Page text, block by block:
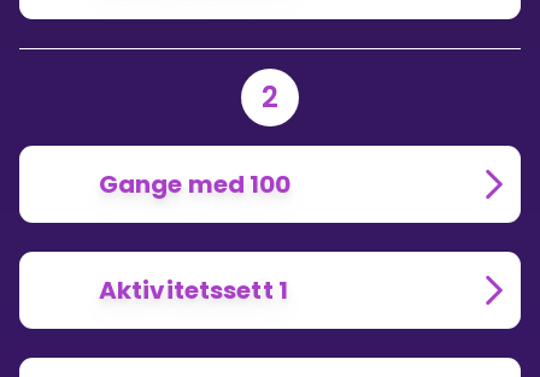
2
Gange med 100
Aktivitetssett 1